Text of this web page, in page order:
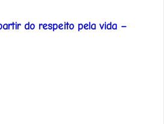
do respeito pela vida –